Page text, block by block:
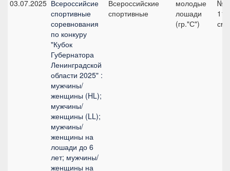
03.07.2025 Всероссийсие
спортивные
соревнования
по конкуру
"Кубок
Губернатора
Ленинградской
области 2025" :
мужчины/
женщины (HL);
мужчины/
женщины (LL);
мужчины/
женщины на
лошади до 6
лет; мужчины/
женщины на
Всероссийские
спортивные
молодые
лошади
(гр."С")
№9,
115
см